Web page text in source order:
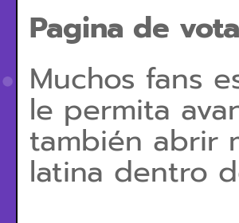
Pagina de
Muchos fans
le permita
también abrir
latina dentro